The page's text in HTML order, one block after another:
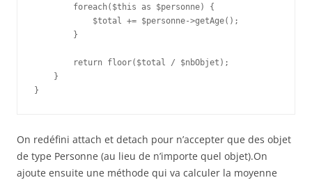
        foreach($this as $personne) {
            $total += $personne->getAge();
        }
        return floor($total / $nbObjet);
    }
On redéfini attach et detach pour n’accepter que des objet
de type Personne (au lieu de n’importe quel objet).On
ajoute ensuite une méthode qui va calculer la moyenne